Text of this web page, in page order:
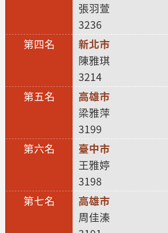
張羽萱
3236
新北市
陳雅琪
3214
高雄市
梁雅萍
3199
臺中市
王雅婷
3198
高雄市
周佳溱